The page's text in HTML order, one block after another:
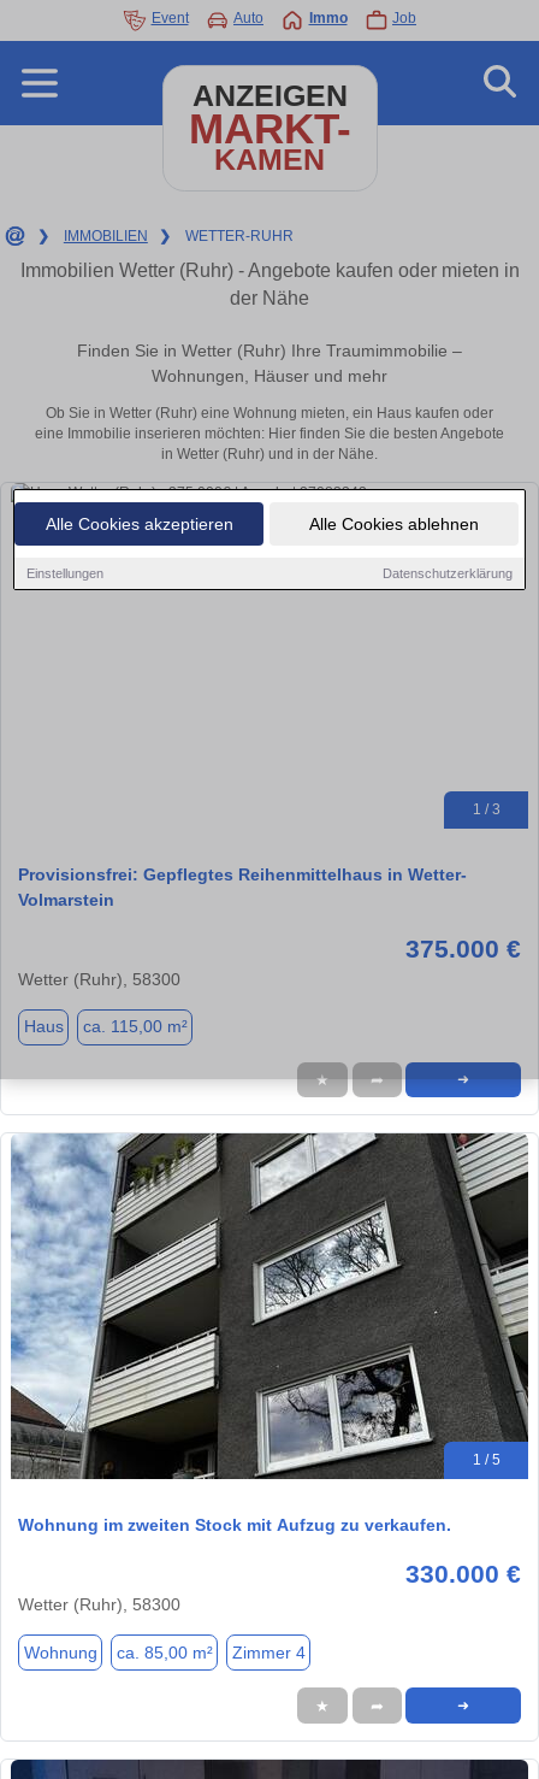
Alle Cookies akzeptieren Alle Cookies ablehnen
Einstellungen Datenschutzerklärung
Event Auto Immo Job
ANZEIGEN
MARKT-
KAMEN
❯ IMMOBILIEN ❯ WETTER-RUHR
Immobilien Wetter (Ruhr) - Angebote kaufen oder mieten in
der Nähe
Finden Sie in Wetter (Ruhr) Ihre Traumimmobilie –
Wohnungen, Häuser und mehr
Ob Sie in Wetter (Ruhr) eine Wohnung mieten, ein Haus kaufen oder
eine Immobilie inserieren möchten: Hier finden Sie die besten Angebote
in Wetter (Ruhr) und in der Nähe.
1 / 3
Provisionsfrei: Gepflegtes Reihenmittelhaus in Wetter-
Volmarstein
375.000 €
Wetter (Ruhr), 58300
Haus ca. 115,00 m²
★ ➦ ➜
1 / 5
Wohnung im zweiten Stock mit Aufzug zu verkaufen.
330.000 €
Wetter (Ruhr), 58300
Wohnung ca. 85,00 m² Zimmer 4
★ ➦ ➜